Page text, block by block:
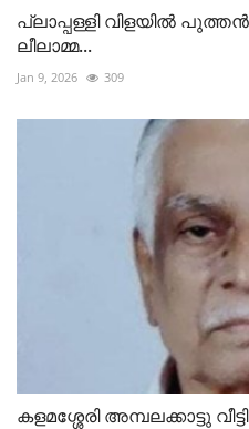
പ്ലാപ്പള്ളി വിളയിൽ പുത്തൻ
ലീലാമ്മ...
Jan 9, 2026 309
കളമശ്ശേരി അമ്പലക്കാട്ടു